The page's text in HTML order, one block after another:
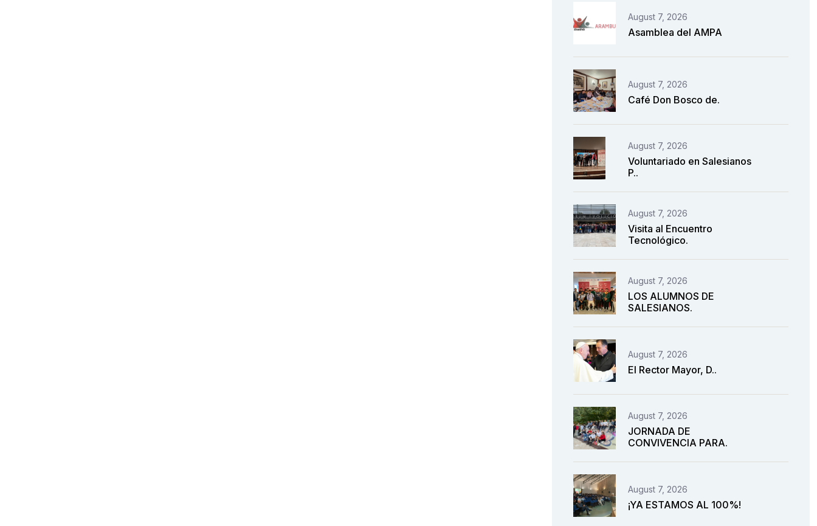
August 7, 2026
Asamblea del AMPA
August 7, 2026
Café Don Bosco de.
August 7, 2026
Voluntariado en Salesianos
P..
August 7, 2026
Visita al Encuentro
Tecnológico.
August 7, 2026
LOS ALUMNOS DE
SALESIANOS.
August 7, 2026
El Rector Mayor, D..
August 7, 2026
JORNADA DE
CONVIVENCIA PARA.
August 7, 2026
¡YA ESTAMOS AL 100%!